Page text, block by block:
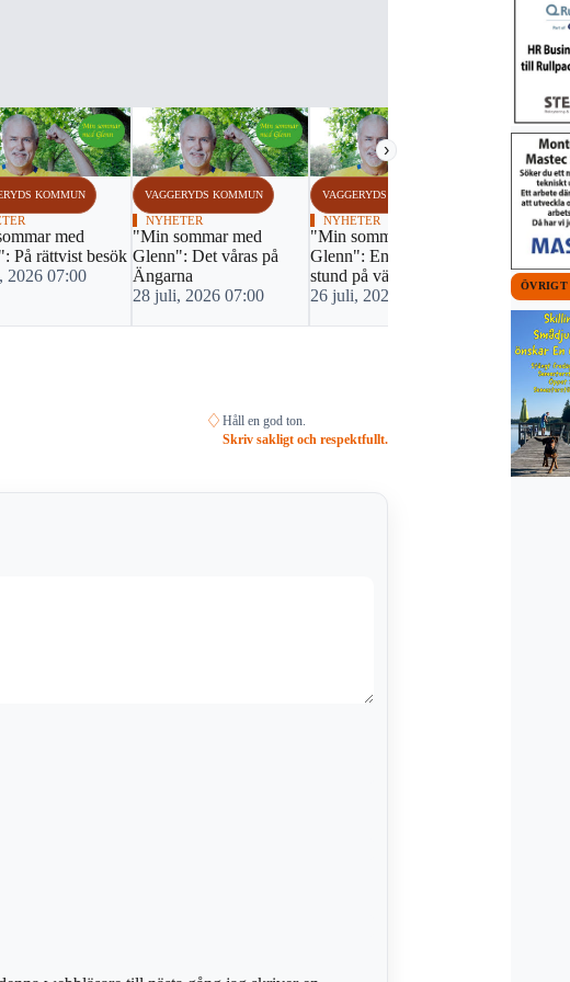
›
KOMMUN
med
På rättvist besök
2026 07:00
VAGGERYDS KOMMUN
NYHETER
"Min sommar med
Glenn": Det våras på
Ängarna
28 juli, 2026 07:00
VAGGERYDS KOMMUN
NYHETER
"Min sommar med
Glenn": En matnyttig
stund på värdshuset
26 juli, 2026 07:00
BOXNING
23 juli,
♢ Håll en god ton.
Skriv sakligt och respektfullt.
ÖVRIGT